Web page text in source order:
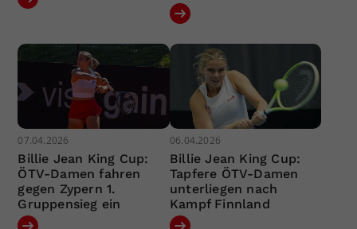
07.04.2026
Billie Jean King Cup:
ÖTV-Damen fahren
gegen Zypern 1.
Gruppensieg ein
06.04.2026
Billie Jean King Cup:
Tapfere ÖTV-Damen
unterliegen nach
Kampf Finnland